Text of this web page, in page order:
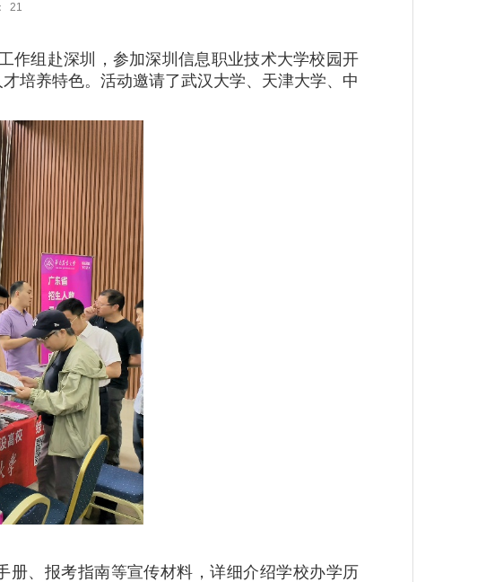
21
作组赴深圳，参加深圳信息职业技术大学校园开
培养特色。活动邀请了武汉大学、天津大学、中
册、报考指南等宣传材料，详细介绍学校办学历